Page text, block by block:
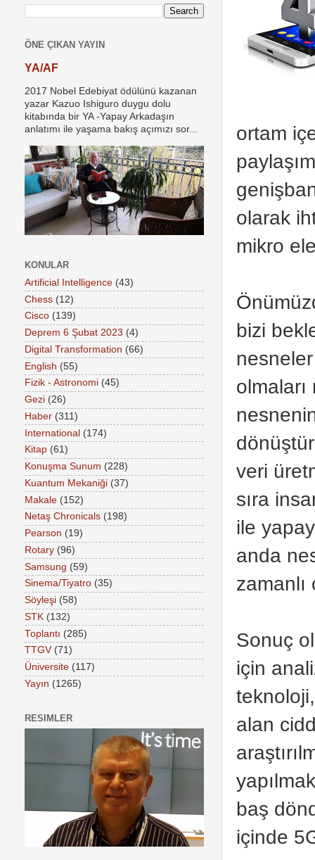
ortam
olarak
mikro
bizi
olmaları
veri
sıra
ile
anda
Sonuç
için
alan
baş
içinde
ÖNE ÇIKAN YAYIN
YA/AF
2017 Nobel Edebiyat ödülünü kazanan
yazar Kazuo Ishiguro duygu dolu
kitabında bir YA -Yapay Arkadaşın
anlatımı ile yaşama bakış açımızı sor...
KONULAR
Artificial Intelligence (43)
Chess (12)
Cisco (139)
Deprem 6 Şubat 2023 (4)
Digital Transformation (66)
English (55)
Fizik - Astronomi (45)
Gezi (26)
Haber (311)
International (174)
Kitap (61)
Konuşma Sunum (228)
Kuantum Mekaniği (37)
Makale (152)
Netaş Chronicals (198)
Pearson (19)
Rotary (96)
Samsung (59)
Sinema/Tiyatro (35)
Söyleşi (58)
STK (132)
Toplantı (285)
TTGV (71)
Üniversite (117)
Yayın (1265)
RESIMLER